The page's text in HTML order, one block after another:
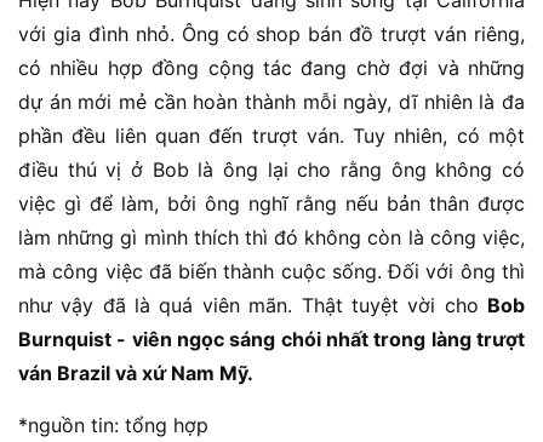
với gia đình nhỏ. Ông có shop bán đồ trượt ván riêng,
có nhiều hợp đồng cộng tác đang chờ đợi và những
dự án mới mẻ cần hoàn thành mỗi ngày, dĩ nhiên là đa
phần đều liên quan đến trượt ván. Tuy nhiên, có một
điều thú vị ở Bob là ông lại cho rằng ông không có
việc gì để làm, bởi ông nghĩ rằng nếu bản thân được
làm những gì mình thích thì đó không còn là công việc,
mà công việc đã biến thành cuộc sống. Đối với ông thì
như vậy đã là quá viên mãn. Thật tuyệt vời cho Bob
Burnquist - viên ngọc sáng chói nhất trong làng trượt
ván Brazil và xứ Nam Mỹ.
*nguồn tin: tổng hợp